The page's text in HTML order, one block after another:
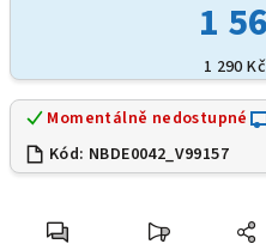
1
1 290
Momentálně nedostupné
Kód: NBDE0042_V99157